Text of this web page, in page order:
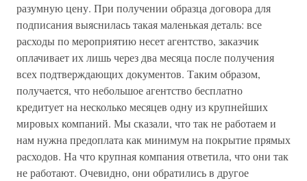
разумную цену. При получении образца договора для
подписания выяснилась такая маленькая деталь: все
расходы по мероприятию несет агентство, заказчик
оплачивает их лишь через два месяца после получения
всех подтверждающих документов. Таким образом,
получается, что небольшое агентство бесплатно
кредитует на несколько месяцев одну из крупнейших
мировых компаний. Мы сказали, что так не работаем и
нам нужна предоплата как минимум на покрытие прямых
расходов. На что крупная компания ответила, что они так
не работают. Очевидно, они обратились в другое